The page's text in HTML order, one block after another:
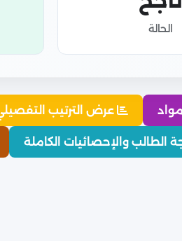
الحالة
عرض الترتيب
الطالب والإحصائيات الكاملة